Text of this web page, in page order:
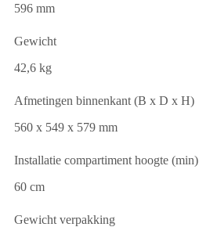
596 mm
Gewicht
42,6 kg
Afmetingen binnenkant (B x D x H)
560 x 549 x 579 mm
Installatie compartiment hoogte (min)
60 cm
Gewicht verpakking